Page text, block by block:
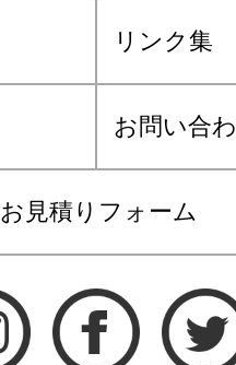
リンク集
お問い合
お見積りフォーム